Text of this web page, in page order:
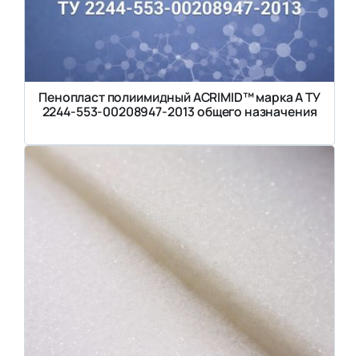
Пенопласт полиимидный ACRIMID™ марка А ТУ
2244-553-00208947-2013 общего назначения